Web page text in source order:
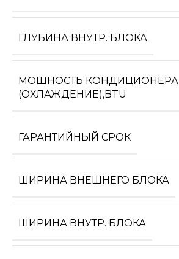
ГЛУБИНА ВНУТР. БЛОКА
МОЩНОСТЬ КОНДИЦИОНЕРА
(ОХЛАЖДЕНИЕ),BTU
ГАРАНТИЙНЫЙ СРОК
ШИРИНА ВНЕШНЕГО БЛОКА
ШИРИНА ВНУТР. БЛОКА